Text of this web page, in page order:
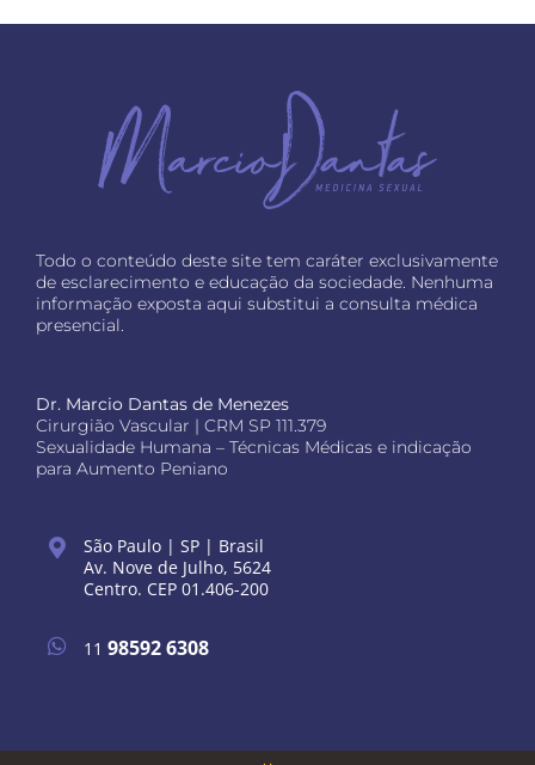
Todo o conteúdo deste site tem caráter exclusivamente
de esclarecimento e educação da sociedade. Nenhuma
informação exposta aqui substitui a consulta médica
presencial.
Dr. Marcio Dantas de Menezes
Cirurgião Vascular | CRM SP 111.379
Sexualidade Humana – Técnicas Médicas e indicação
para Aumento Peniano
São Paulo | SP | Brasil
Av. Nove de Julho, 5624
Centro. CEP 01.406-200
11 98592 6308